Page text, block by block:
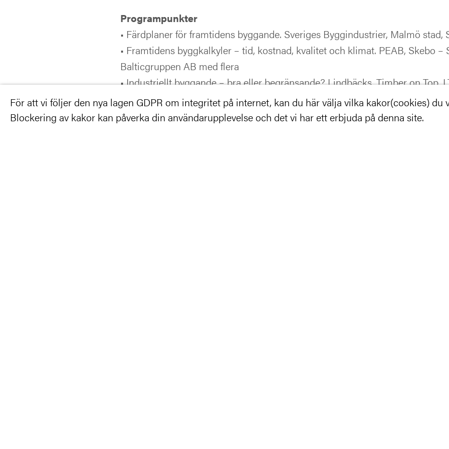
Programpunkter
• Färdplaner för framtidens byggande. Sveriges Byggindustrier, Malmö stad,
• Framtidens byggkalkyler – tid, kostnad, kvalitet och klimat. PEAB, Skebo –
Balticgruppen AB med flera
• Industriellt byggande – bra eller begränsande? Lindbäcks, Timber on Top,
• Rätt system på rätt plats. Martinsons Byggsystem KB, Derome Plusshus AB,
flera
För att vi följer den nya lagen GDPR om integritet på internet, kan du här välja vilka kakor(cookies) du
Blockering av kakor kan påverka din användarupplevelse och det vi har ett erbjuda på denna site.